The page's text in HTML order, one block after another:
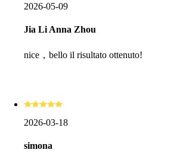
2026-05-09
Jia Li Anna Zhou
nice，bello il risultato ottenuto!
2026-03-18
simona